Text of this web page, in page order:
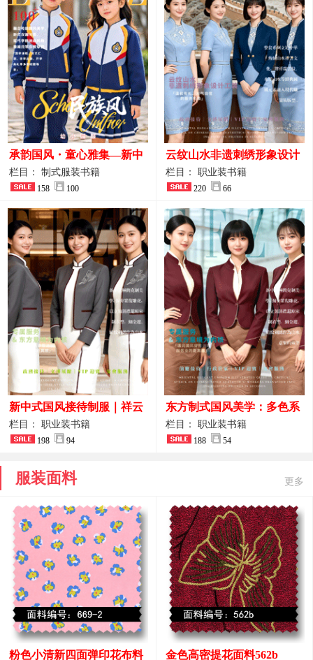
承韵国风・童心雅集—新中
式民族风小学与幼儿园全套
校服定制图鉴
栏目： 制式服装书籍
158 100
云纹山水非遗刺绣形象设计
工装｜会议礼仪接待人员制
服画册
栏目： 职业装书籍
220 66
新中式国风接待制服｜祥云
刺绣打造高端厅堂东方美学
栏目： 职业装书籍
198 94
东方制式国风美学：多色系
新中式前厅管家VIP接待员
工作服合集
栏目： 职业装书籍
188 54
服装面料 更多
粉色小清新四面弹印花布料 金色高密提花面料562b